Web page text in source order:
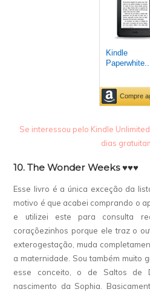
Se interessou pelo Kindle
dias
10. The Wonder Weeks ♥♥♥
Esse livro é a única exceção da
motivo é que acabei comprando o
e utilizei este para consulta
coraçõezinhos porque ele traz o
exterogestação, muda
a maternidade. Sou também muito
esse conceito, o de Saltos de
nascimento da Sophia.